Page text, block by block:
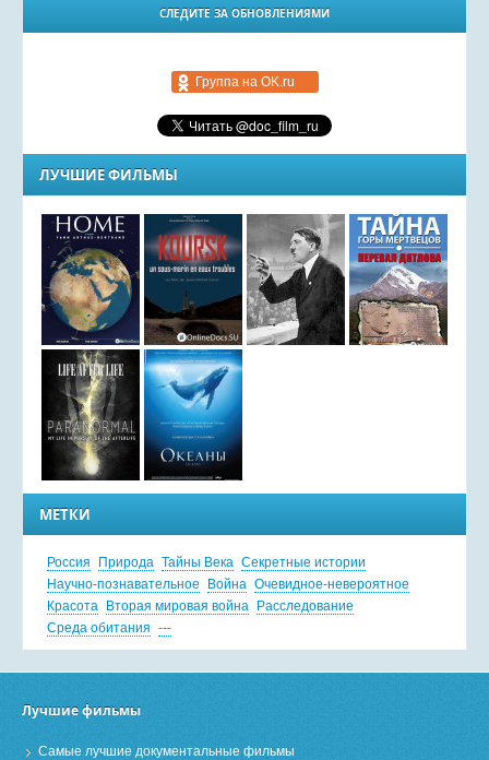
СЛЕДИТЕ ЗА ОБНОВЛЕНИЯМИ
Группа на OK.ru
ЛУЧШИЕ ФИЛЬМЫ
МЕТКИ
Россия Природа Тайны Века Секретные истории
Научно-познавательное
Война Очевидное-невероятное
Красота
Вторая мировая война
Расследование
Среда обитания ---
Лучшие фильмы
Самые лучшие документальные фильмы